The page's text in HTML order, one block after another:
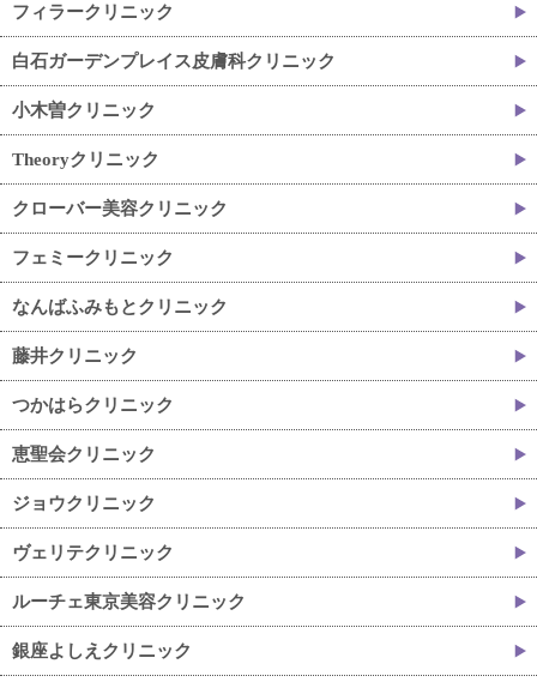
フィラークリニック
白石ガーデンプレイス皮膚科クリニック
小木曽クリニック
Theoryクリニック
クローバー美容クリニック
フェミークリニック
なんばふみもとクリニック
藤井クリニック
つかはらクリニック
恵聖会クリニック
ジョウクリニック
ヴェリテクリニック
ルーチェ東京美容クリニック
銀座よしえクリニック